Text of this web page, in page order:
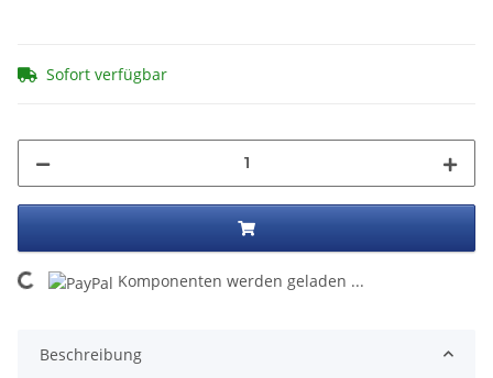
Sofort verfügbar
Komponenten werden geladen ...
Beschreibung